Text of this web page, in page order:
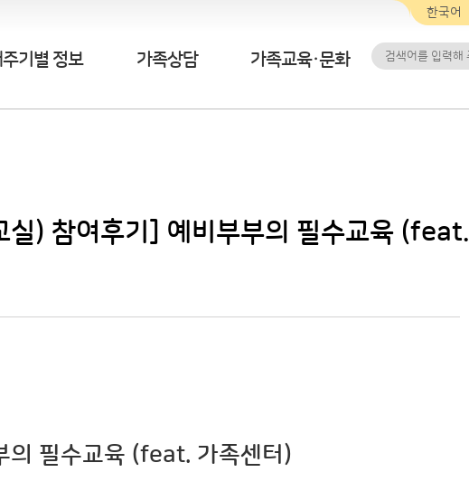
기별 정보 가족상담 가족교육·문화
실) 참여후기] 예비부부의 필수교육 (feat.
의 필수교육 (feat. 가족센터)